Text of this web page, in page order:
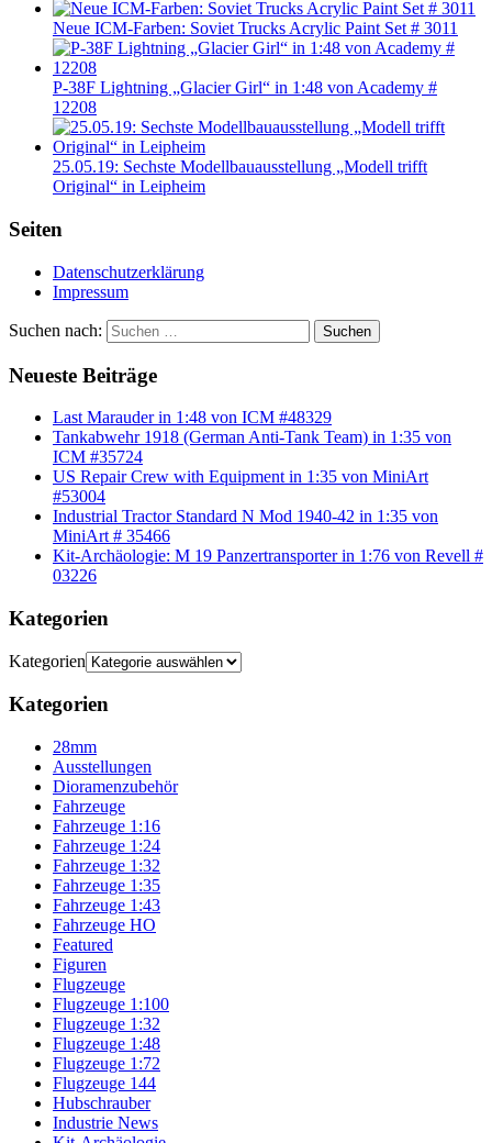
Neue ICM-Farben: Soviet Trucks Acrylic Paint Set # 3011
P-38F Lightning „Glacier Girl“ in 1:48 von Academy #
12208
25.05.19: Sechste Modellbauausstellung „Modell trifft
Original“ in Leipheim
Seiten
Datenschutzerklärung
Impressum
Suchen nach: Suchen
Neueste Beiträge
Last Marauder in 1:48 von ICM #48329
Tankabwehr 1918 (German Anti-Tank Team) in 1:35 von
ICM #35724
US Repair Crew with Equipment in 1:35 von MiniArt
#53004
Industrial Tractor Standard N Mod 1940-42 in 1:35 von
MiniArt # 35466
Kit-Archäologie: M 19 Panzertransporter in 1:76 von Revell #
03226
Kategorien
Kategorien
Kategorien
28mm
Ausstellungen
Dioramenzubehör
Fahrzeuge
Fahrzeuge 1:16
Fahrzeuge 1:24
Fahrzeuge 1:32
Fahrzeuge 1:35
Fahrzeuge 1:43
Fahrzeuge HO
Featured
Figuren
Flugzeuge
Flugzeuge 1:100
Flugzeuge 1:32
Flugzeuge 1:48
Flugzeuge 1:72
Flugzeuge 144
Hubschrauber
Industrie News